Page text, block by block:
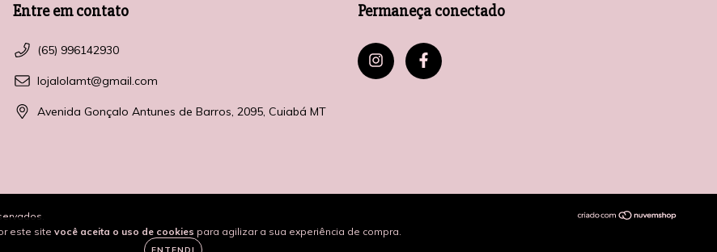
este site você aceita o uso de cookies para agilizar a sua experiência de compra.
Entre em contato
(65) 996142930
lojalolamt@gmail.com
Avenida Gonçalo Antunes de Barros, 2095, Cuiabá MT
Permaneça conectado